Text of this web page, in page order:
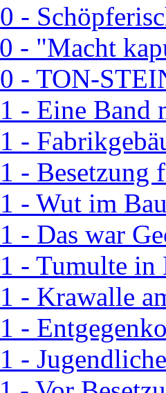
-
- "Macht
- TON-
- Eine Band
-
- Besetzung
- Wut im
- Das war
- Tumulte in
- Krawalle
-
-